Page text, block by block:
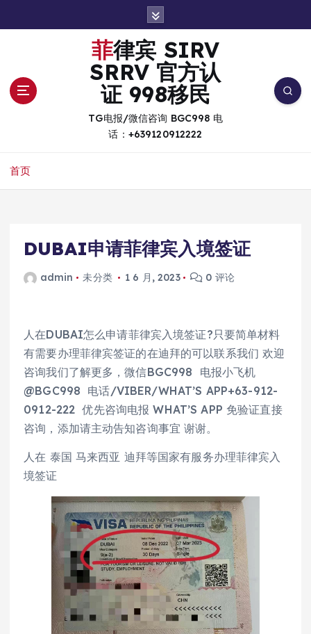
菲律宾 SIRV
SRRV 官方认
证 998移民
TG电报/微信咨询 BGC998 电
话：+639120912222
首页
DUBAI申请菲律宾入境签证
admin 未分类 1 6 月, 2023 0 评论
人在DUBAI怎么申请菲律宾入境签证?只要简单材料
有需要办理菲律宾签证的在迪拜的可以联系我们 欢迎
咨询我们了解更多，微信BGC998 电报小飞机
@BGC998 电话/VIBER/WHAT’S APP+63-912-
0912-222 优先咨询电报 WHAT’S APP 免验证直接
咨询，添加请主动告知咨询事宜 谢谢。
人在 泰国 马来西亚 迪拜等国家有服务办理菲律宾入
境签证